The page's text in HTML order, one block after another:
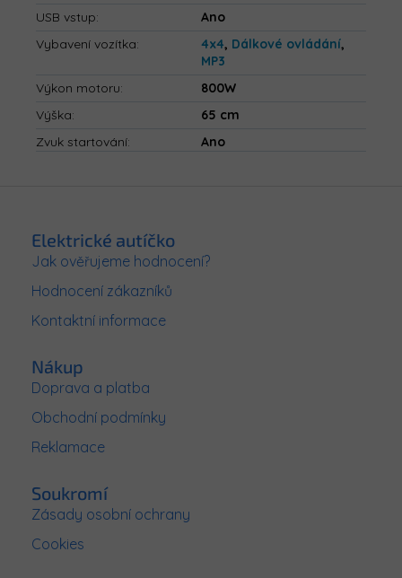
USB vstup:
Ano
Vybavení vozítka: 4x4, Dálkové ovládání,
MP3
Výkon motoru:
800W
Výška:
65 cm
Zvuk startování: Ano
Elektrické autíčko
Jak ověřujeme hodnocení?
Hodnocení zákazníků
Kontaktní informace
Nákup
Doprava a platba
Obchodní podmínky
Reklamace
Soukromí
Zásady osobní ochrany
Cookies